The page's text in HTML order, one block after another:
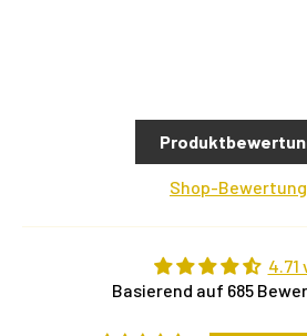
Shop-
4.71
Basierend auf 685